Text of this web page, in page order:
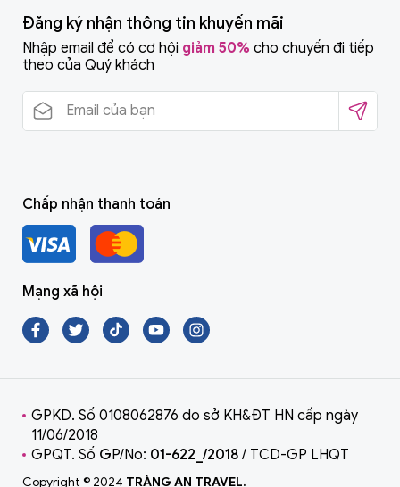
Đăng ký nhận thông tin khuyến mãi
Nhập email để có cơ hội giảm 50% cho chuyến đi tiếp
theo của Quý khách
Chấp nhận thanh toán
Mạng xã hội
GPKD. Số 0108062876 do sở KH&ĐT HN cấp ngày
11/06/2018
GPQT. Số GP/No: 01-622_/2018 / TCD-GP LHQT
Copyright © 2024 TRÀNG AN TRAVEL.